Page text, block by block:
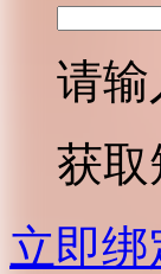
请输
获取
立即绑